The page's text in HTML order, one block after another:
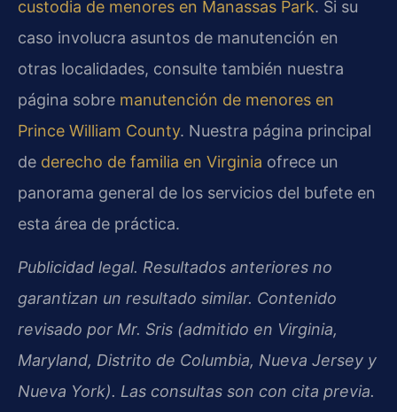
custodia de menores en Manassas Park. Si su
caso involucra asuntos de manutención en
otras localidades, consulte también nuestra
página sobre manutención de menores en
Prince William County. Nuestra página principal
de derecho de familia en Virginia ofrece un
panorama general de los servicios del bufete en
esta área de práctica.
Publicidad legal. Resultados anteriores no
garantizan un resultado similar. Contenido
revisado por Mr. Sris (admitido en Virginia,
Maryland, Distrito de Columbia, Nueva Jersey y
Nueva York). Las consultas son con cita previa.